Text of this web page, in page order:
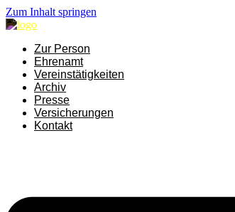
Zum Inhalt springen
Zur Person
Ehrenamt
Vereinstätigkeiten
Archiv
Presse
Versicherungen
Kontakt